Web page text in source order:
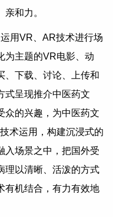
和力。
用VR、AR技术进行场
为主题的VR电影、动
、下载、讨论、上传和
式呈现推介中医药文
众的兴趣，为中医药文
术运用，构建沉浸式的
入场景之中，把国外受
理以清晰、活泼的方式
有机结合，有力有效地